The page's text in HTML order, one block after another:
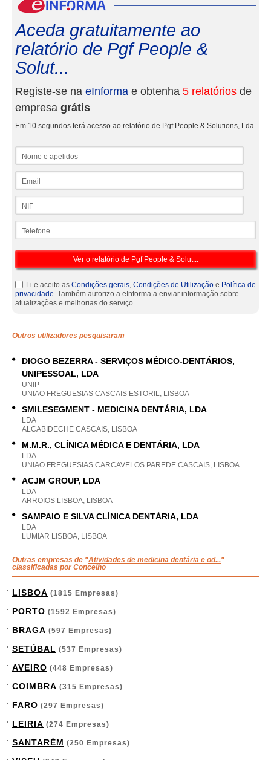
Aceda gratuitamente ao
relatório de Pgf People &
Solut...
Registe-se na eInforma e obtenha 5 relatórios de
empresa grátis
Em 10 segundos terá acesso ao relatório de Pgf People & Solutions, Lda
Li e aceito as Condições gerais, Condições de Utilização e Política de
privacidade. Também autorizo a eInforma a enviar informação sobre
atualizações e melhorias do serviço.
Outros utilizadores pesquisaram
DIOGO BEZERRA - SERVIÇOS MÉDICO-DENTÁRIOS,
UNIPESSOAL, LDA
UNIP
UNIAO FREGUESIAS CASCAIS ESTORIL, LISBOA
SMILESEGMENT - MEDICINA DENTÁRIA, LDA
LDA
ALCABIDECHE CASCAIS, LISBOA
M.M.R., CLÍNICA MÉDICA E DENTÁRIA, LDA
LDA
UNIAO FREGUESIAS CARCAVELOS PAREDE CASCAIS, LISBOA
ACJM GROUP, LDA
LDA
ARROIOS LISBOA, LISBOA
SAMPAIO E SILVA CLÍNICA DENTÁRIA, LDA
LDA
LUMIAR LISBOA, LISBOA
Outras empresas de "Atividades de medicina dentária e od..."
classificadas por Concelho
LISBOA (1815 Empresas)
PORTO (1592 Empresas)
BRAGA (597 Empresas)
SETÚBAL (537 Empresas)
AVEIRO (448 Empresas)
COIMBRA (315 Empresas)
FARO (297 Empresas)
LEIRIA (274 Empresas)
SANTARÉM (250 Empresas)